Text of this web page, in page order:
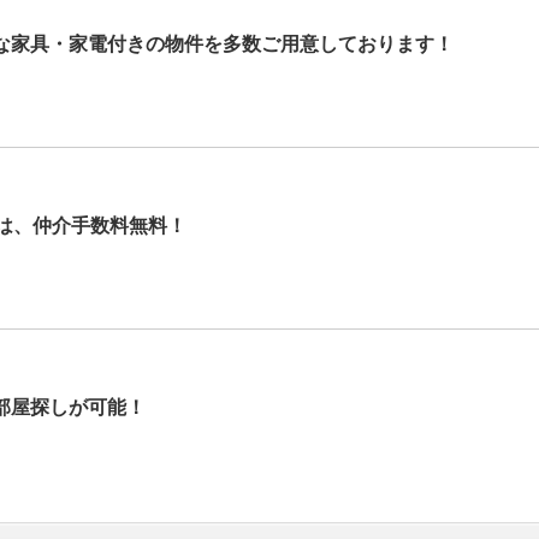
具・家電付きの物件を多数ご用意しております！
、仲介手数料無料！
探しが可能！